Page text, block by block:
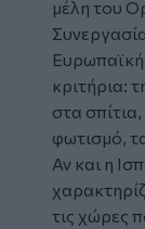
μέλη του
κριτήρια:
στα
φωτισμό,
Αν και η
τις χώρες